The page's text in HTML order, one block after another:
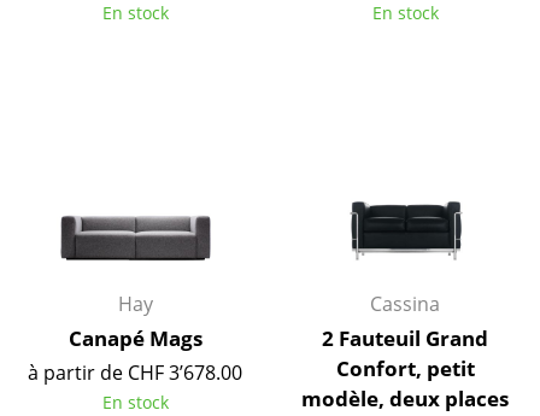
Chariots & Dessertes
Étagères & Armoires
Étagères murales
Buffets & Commodes
En stock En stock
Hay
Canapé Mags
à partir de CHF 3’678.00
En stock
Cassina
2 Fauteuil Grand
Confort, petit
modèle, deux places